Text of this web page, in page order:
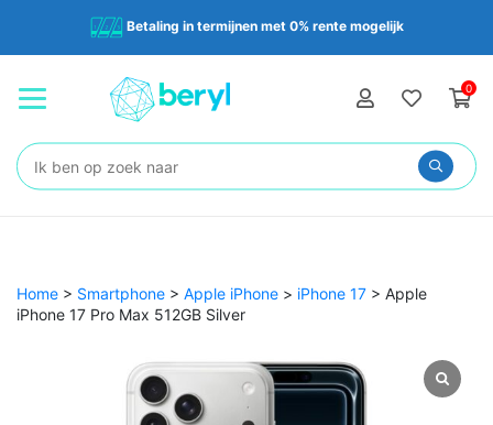
Betaling in termijnen met 0% rente mogelijk
0
Zoeken:
Home > Smartphone > Apple iPhone > iPhone 17 > Apple
iPhone 17 Pro Max 512GB Silver